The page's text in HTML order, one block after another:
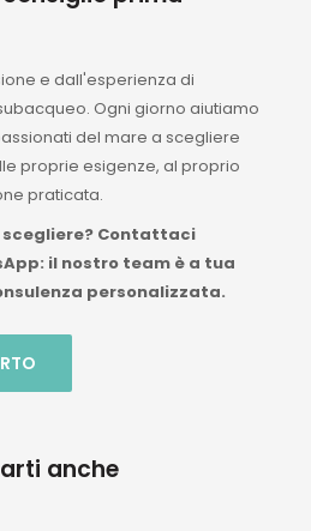
e dall'esperienza di
Ogni giorno aiutiamo
del mare a scegliere
proprie esigenze, al proprio
praticata.
Contattaci
il nostro team è a tua
personalizzata.
anche